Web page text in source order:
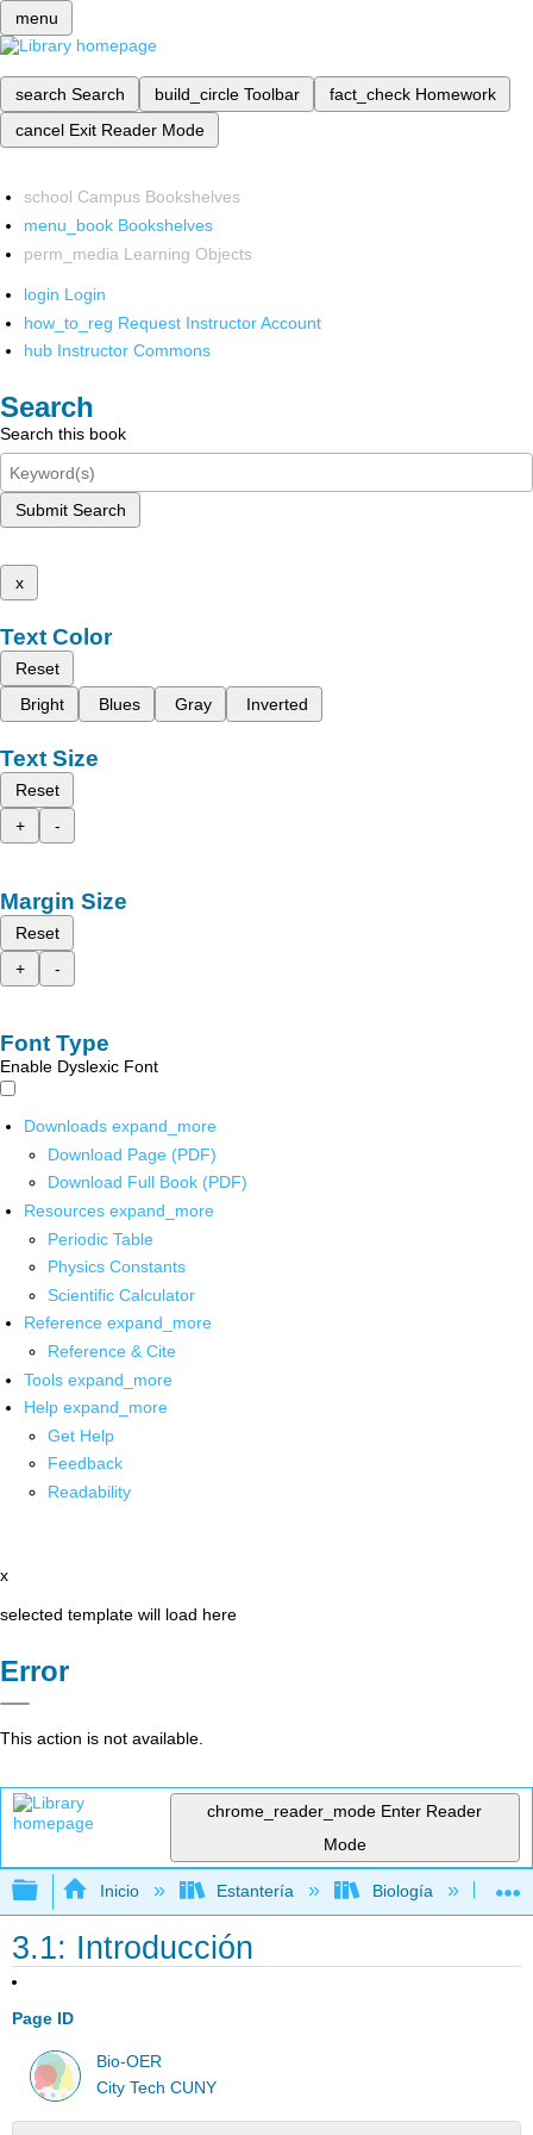
menu
search Search build_circle Toolbar fact_check Homework
cancel Exit Reader Mode
school Campus Bookshelves
menu_book Bookshelves
perm_media Learning Objects
login Login
how_to_reg Request Instructor Account
hub Instructor Commons
Search
Search this book
Submit Search
x
Text Color
Reset
Bright
Blues Gray Inverted
Text Size
Reset
+
-
Margin Size
Reset
+
-
Font Type
Enable Dyslexic Font
Downloads expand_more
Download Page (PDF)
Download Full Book (PDF)
Resources expand_more
Periodic Table
Physics Constants
Scientific Calculator
Reference expand_more
Reference & Cite
Tools expand_more
Help expand_more
Get Help
Feedback
Readability
x
selected template will load here
Error
This action is not available.
chrome_reader_mode Enter Reader
Mode
Expandir/contraer jerarquía global
Inicio Estantería Biología
3.1: Introducción
Page ID
Bio-OER
City Tech CUNY